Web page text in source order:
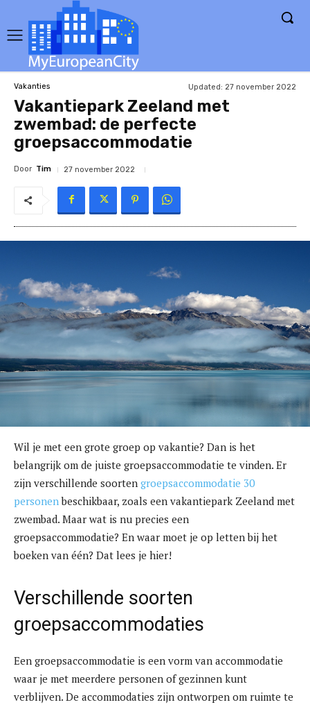
Vakanties Updated: 27 november 2022
Vakantiepark Zeeland met
zwembad: de perfecte
groepsaccommodatie
Door Tim 27 november 2022
Wil je met een grote groep op vakantie? Dan is het
belangrijk om de juiste groepsaccommodatie te vinden. Er
zijn verschillende soorten groepsaccommodatie 30
personenbeschikbaar, zoals een vakantiepark Zeeland met
zwembad. Maar wat is nu precies een
groepsaccommodatie? En waar moet je op letten bij het
boeken van één? Dat lees je hier!
Verschillende soorten
groepsaccommodaties
Een groepsaccommodatie is een vorm van accommodatie
waar je met meerdere personen of gezinnen kunt
verblijven. De accommodaties zijn ontworpen om ruimte te